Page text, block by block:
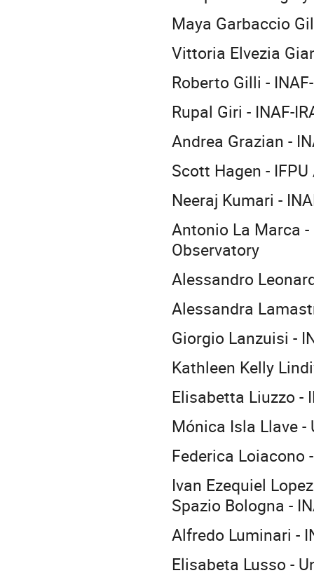
Maya Garbaccio
Vittoria Elvezia
Roberto Gilli -
Rupal Giri - INAF-
Andrea Grazian -
Scott Hagen - IFPU
Neeraj Kumari -
Antonio La Marca -
Observatory
Alessandro
Alessandra
Giorgio Lanzuisi -
Kathleen Kelly
Elisabetta Liuzzo -
Mónica Isla Llave -
Federica Loiacono
Ivan Ezequiel
Spazio Bologna -
Alfredo Luminari -
Elisabeta Lusso -